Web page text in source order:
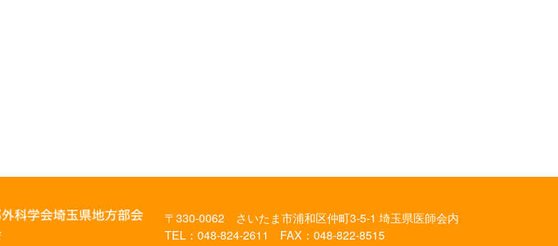
〒330-0062 さいたま市浦和区仲町3-5-1 埼玉県医師会内
TEL：048-824-2611 FAX：048-822-8515